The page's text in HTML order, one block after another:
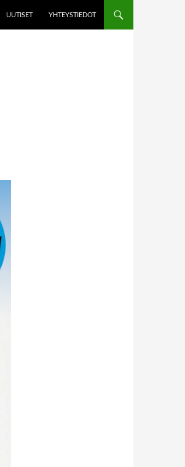
UUTISET YHTEYSTIEDOT